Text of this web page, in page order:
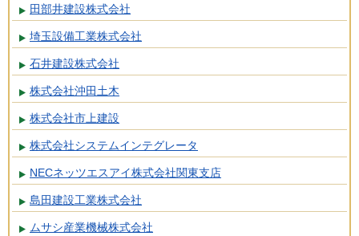
田部井建設株式会社
埼玉設備工業株式会社
石井建設株式会社
株式会社沖田土木
株式会社市上建設
株式会社システムインテグレータ
NECネッツエスアイ株式会社関東支店
島田建設工業株式会社
ムサシ産業機械株式会社